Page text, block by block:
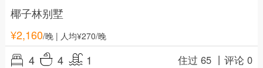
椰子林别墅
¥2,160/晚| 人均¥270/晚
4 4 1 住过 65 丨评论 0